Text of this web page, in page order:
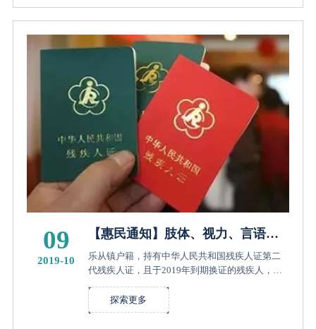
09
2019-10
【惠民通知】肢体、视力、言语、
听力等残疾类别专家免费评定时间
表，求扩散！
乐从镇户籍，持有中华人民共和国残疾人证第二
代残疾人证，且于2019年到期换证的残疾人，可
会保障局的工作安排，广州医科大学附属顺德医
院（乐从医院）是乐从镇肢体、...
探索更多